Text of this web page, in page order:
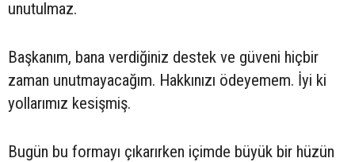
unutulmaz.
Başkanım, bana verdiğiniz destek ve güveni hiçbir
zaman unutmayacağım. Hakkınızı ödeyemem. İyi ki
yollarımız kesişmiş.
Bugün bu formayı çıkarırken içimde büyük bir hüzün